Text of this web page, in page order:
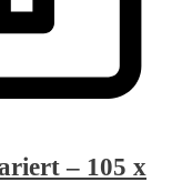
– 105 x